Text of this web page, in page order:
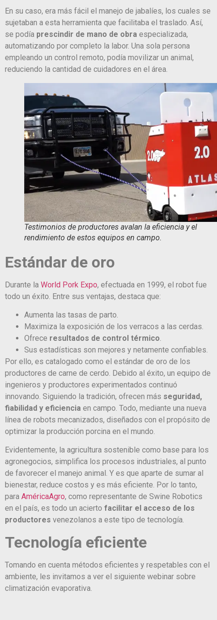
En su caso, era más fácil el manejo de jabalíes, los cuales se
sujetaban a esta herramienta que facilitaba el traslado. Así,
se podía prescindir de mano de obra especializada,
automatizando por completo la labor. Una sola persona
empleando un control remoto, podía movilizar un animal,
reduciendo la cantidad de cuidadores en el área.
Testimonios de productores avalan la eficiencia y el
rendimiento de estos equipos en campo.
Estándar de oro
Durante la World Pork Expo, efectuada en 1999, el robot fue
todo un éxito. Entre sus ventajas, destaca que:
Aumenta las tasas de parto.
Maximiza la exposición de los verracos a las cerdas.
Ofrece resultados de control térmico.
Sus estadísticas son mejores y netamente confiables.
Por ello, es catalogado como el estándar de oro de los
productores de carne de cerdo. Debido al éxito, un equipo de
ingenieros y productores experimentados continuó
innovando. Siguiendo la tradición, ofrecen más seguridad,
fiabilidad y eficiencia en campo. Todo, mediante una nueva
línea de robots mecanizados, diseñados con el propósito de
optimizar la producción porcina en el mundo.
Evidentemente, la agricultura sostenible como base para los
agronegocios, simplifica los procesos industriales, al punto
de favorecer el manejo animal. Y es que aparte de sumar al
bienestar, reduce costos y es más eficiente. Por lo tanto,
para AméricaAgro, como representante de Swine Robotics
en el país, es todo un acierto facilitar el acceso de los
productores venezolanos a este tipo de tecnología.
Tecnología eficiente
Tomando en cuenta métodos eficientes y respetables con el
ambiente, les invitamos a ver el siguiente webinar sobre
climatización evaporativa.